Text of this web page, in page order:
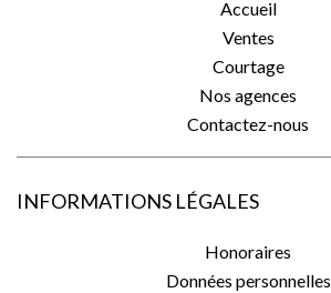
Accueil
Ventes
Courtage
Nos agences
Contactez-nous
INFORMATIONS LÉGALES
Honoraires
Données personnelles